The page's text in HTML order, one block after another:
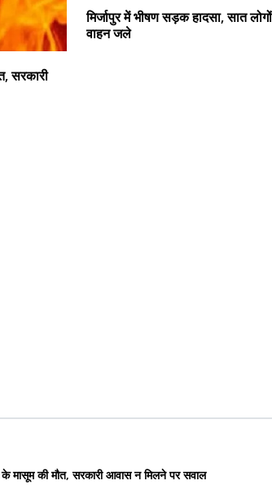
सरकारी
मिर्जापुर में भीषण सड़क हादसा, सात
वाहन जले
मासूम की मौत, सरकारी आवास न मिलने पर सवाल